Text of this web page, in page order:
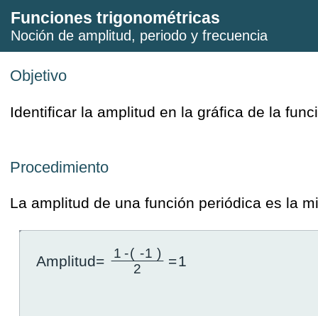
Funciones trigonométricas
Noción de amplitud, periodo y frecuencia